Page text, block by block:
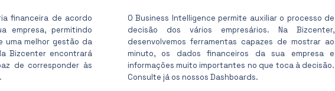
financeira de acordo
empresa, permitindo
uma melhor gestão da
Bizcenter encontrará
de corresponder às
O Business Intelligence permite auxiliar o processo de
decisão dos vários empresários. Na Bizcenter,
desenvolvemos ferramentas capazes de mostrar ao
minuto, os dados financeiros da sua empresa e
informações muito importantes no que toca à decisão.
Consulte já os nossos Dashboards.